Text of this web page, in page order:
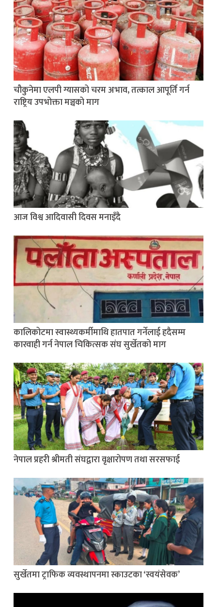
चौकुनेमा एलपी ग्यासको चरम अभाव, तत्काल आपूर्ति गर्न
राष्ट्रिय उपभोक्ता मञ्चको माग
आज विश्व आदिवासी दिवस मनाइँदै
कालिकोटमा स्वास्थ्यकर्मीमाथि हातपात गर्नेलाई हदैसम्म
कारवाही गर्न नेपाल चिकित्सक संघ सुर्खेतको माग
नेपाल प्रहरी श्रीमती संघद्वारा वृक्षारोपण तथा सरसफाई
सुर्खेतमा ट्राफिक व्यवस्थापनमा स्काउटका ‘स्वयंसेवक’